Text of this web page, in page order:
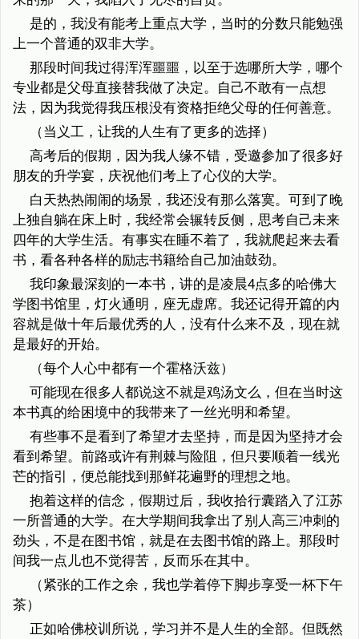
是的，我没有能考上重点大学，当时的分数只能勉强
上一个普通的双非大学。
那段时间我过得浑浑噩噩，以至于选哪所大学，哪个
专业都是父母直接替我做了决定。自己不敢有一点想
法，因为我觉得我压根没有资格拒绝父母的任何善意。
（当义工，让我的人生有了更多的选择）
高考后的假期，因为我人缘不错，受邀参加了很多好
朋友的升学宴，庆祝他们考上了心仪的大学。
白天热热闹闹的场景，我还没有那么落寞。可到了晚
上独自躺在床上时，我经常会辗转反侧，思考自己未来
四年的大学生活。有事实在睡不着了，我就爬起来去看
书，看各种各样的励志书籍给自己加油鼓劲。
我印象最深刻的一本书，讲的是凌晨4点多的哈佛大
学图书馆里，灯火通明，座无虚席。我还记得开篇的内
容就是做十年后最优秀的人，没有什么来不及，现在就
是最好的开始。
（每个人心中都有一个霍格沃兹）
可能现在很多人都说这不就是鸡汤文么，但在当时这
本书真的给困境中的我带来了一丝光明和希望。
有些事不是看到了希望才去坚持，而是因为坚持才会
看到希望。前路或许有荆棘与险阻，但只要顺着一线光
芒的指引，便总能找到那鲜花遍野的理想之地。
抱着这样的信念，假期过后，我收拾行囊踏入了江苏
一所普通的大学。在大学期间我拿出了别人高三冲刺的
劲头，不是在图书馆，就是在去图书馆的路上。那段时
间我一点儿也不觉得苦，反而乐在其中。
（紧张的工作之余，我也学着停下脚步享受一杯下午
茶）
正如哈佛校训所说，学习并不是人生的全部。但既然